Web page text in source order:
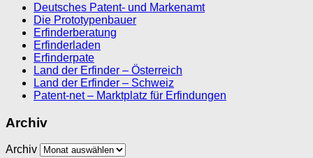
Deutsches Patent- und Markenamt
Die Prototypenbauer
Erfinderberatung
Erfinderladen
Erfinderpate
Land der Erfinder – Österreich
Land der Erfinder – Schweiz
Patent-net – Marktplatz für Erfindungen
Archiv
Archiv